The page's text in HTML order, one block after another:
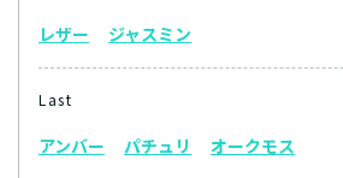
レザー ジャスミン
Last
アンバー パチュリ オークモス